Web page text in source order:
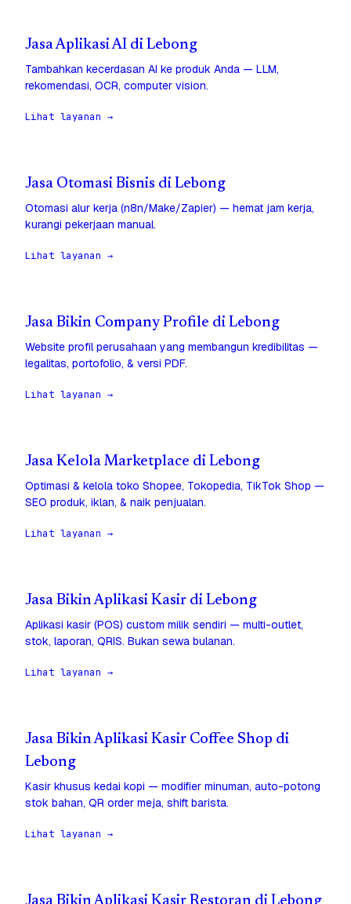
Jasa Aplikasi AI di Lebong
Tambahkan kecerdasan AI ke produk Anda — LLM,
rekomendasi, OCR, computer vision.
Lihat layanan →
Jasa Otomasi Bisnis di Lebong
Otomasi alur kerja (n8n/Make/Zapier) — hemat jam kerja,
kurangi pekerjaan manual.
Lihat layanan →
Jasa Bikin Company Profile di Lebong
Website profil perusahaan yang membangun kredibilitas —
legalitas, portofolio, & versi PDF.
Lihat layanan →
Jasa Kelola Marketplace di Lebong
Optimasi & kelola toko Shopee, Tokopedia, TikTok Shop —
SEO produk, iklan, & naik penjualan.
Lihat layanan →
Jasa Bikin Aplikasi Kasir di Lebong
Aplikasi kasir (POS) custom milik sendiri — multi-outlet,
stok, laporan, QRIS. Bukan sewa bulanan.
Lihat layanan →
Jasa Bikin Aplikasi Kasir Coffee Shop di
Lebong
Kasir khusus kedai kopi — modifier minuman, auto-potong
stok bahan, QR order meja, shift barista.
Lihat layanan →